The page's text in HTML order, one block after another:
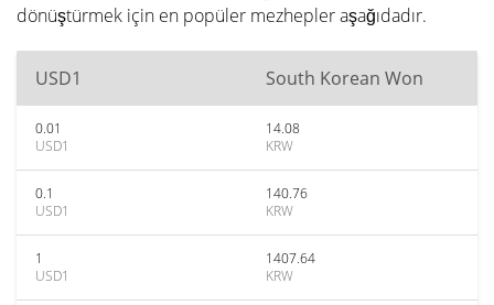
dönüştürmek için en popüler mezhepler aşağıdadır.
USD1 South Korean Won
0.01
USD1
14.08
KRW
0.1
USD1
140.76
KRW
1
USD1
1407.64
KRW